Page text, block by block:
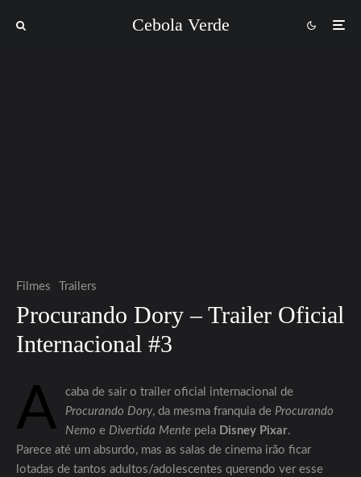
Cebola Verde
Filmes Trailers
Procurando Dory – Trailer Oficial
Internacional #3
A
caba de sair o trailer oficial internacional de
Procurando Dory, da mesma franquia de Procurando
Nemo e Divertida Mente pela Disney Pixar.
Parece até um absurdo, mas as salas de cinema irão ficar
lotadas de tantos adultos/adolescentes querendo ver esse